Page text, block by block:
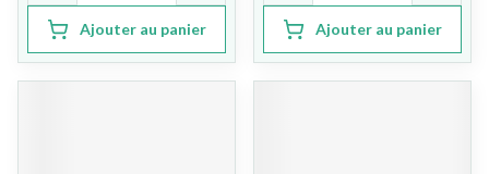
Ajouter au panier Ajouter au panier